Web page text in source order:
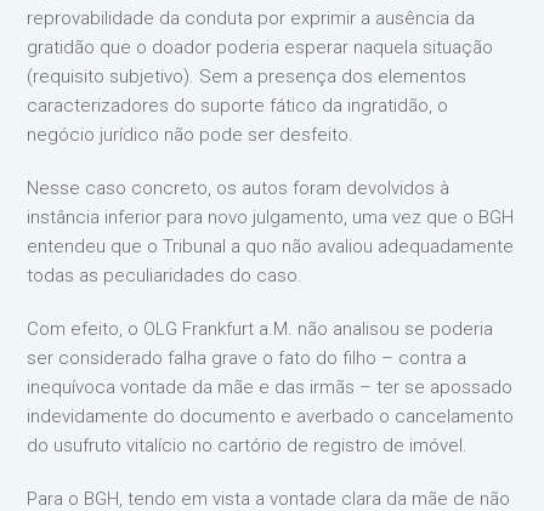
reprovabilidade da conduta por exprimir a ausência da
gratidão que o doador poderia esperar naquela situação
(requisito subjetivo). Sem a presença dos elementos
caracterizadores do suporte fático da ingratidão, o
negócio jurídico não pode ser desfeito.
Nesse caso concreto, os autos foram devolvidos à
instância inferior para novo julgamento, uma vez que o BGH
entendeu que o Tribunal a quo não avaliou adequadamente
todas as peculiaridades do caso.
Com efeito, o OLG Frankfurt a.M. não analisou se poderia
ser considerado falha grave o fato do filho – contra a
inequívoca vontade da mãe e das irmãs – ter se apossado
indevidamente do documento e averbado o cancelamento
do usufruto vitalício no cartório de registro de imóvel.
Para o BGH, tendo em vista a vontade clara da mãe de não